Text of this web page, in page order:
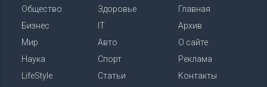
Общество
Бизнес
Мир
Наука
LifeStyle
Здоровье
IT
Авто
Спорт
Статьи
Главная
Архив
О сайте
Реклама
Контакты